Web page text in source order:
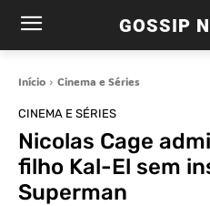
GOSSIP
Início Cinema e Séries
CINEMA E SÉRIES
Nicolas Cage
filho Kal-El sem
Superman